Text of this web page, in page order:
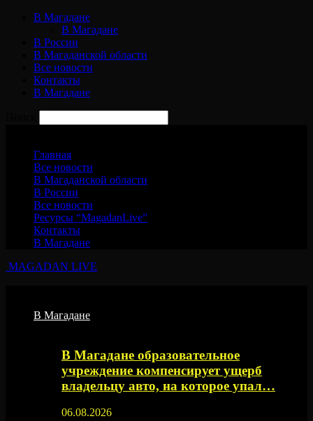
В Магадане
В Магадане
В России
В Магаданской области
Все новости
Контакты
В Магадане
Главная
Все новости
В Магаданской области
В России
Все новости
Ресурсы “MagadanLive”
Контакты
В Магадане
MAGADAN LIVE
В Магадане
В Магадане образовательное
учреждение компенсирует ущерб
владельцу авто, на которое упал…
06.08.2026